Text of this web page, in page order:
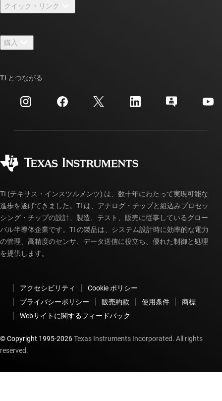
採用情報
ニュース
イベント
投資家向け情報
クイック・リンク
TI E2E™ 設計サポート・フォーラム
クロスリファレンス検索
カスタマー・サポート・センター
myTI アカウントの FAQ
購入
ご注文に関する FAQ
TI とつながる
TI (テキサス・インスツルメンツ) は、数十年にわたって実現可能な
進歩を遂げてきました。TI は、アナログ・チップと組込みプロセッ
シング・チップの設計、製造、テスト、販売に従事しているグロー
バル半導体企業です。TI の製品は、システム設計時に効率的な電力
の管理、高精度のセンサ、データ送信に役立ち、優れた制御と処理
を提供します。
アクセシビリティ
Cookie ポリシー
プライバシーポリシー
販売約款 使用条件
商標
Webサイトに関するフィードバック
© Copyright 1995-2026Texas Instruments Incorporated. All rights
reserved.